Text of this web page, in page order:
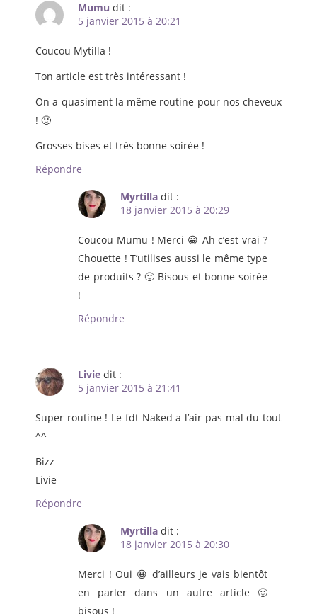
Mumu dit :
5 janvier 2015 à 20:21
Coucou Mytilla !
Ton article est très intéressant !
On a quasiment la même routine pour nos cheveux
! 🙂
Grosses bises et très bonne soirée !
Répondre
Myrtilla dit :
18 janvier 2015 à 20:29
Coucou Mumu ! Merci 😀 Ah c’est vrai ?
Chouette ! T’utilises aussi le même type
de produits ? 🙂 Bisous et bonne soirée
!
Répondre
Livie dit :
5 janvier 2015 à 21:41
Super routine ! Le fdt Naked a l’air pas mal du tout
^^
Bizz
Livie
Répondre
Myrtilla dit :
18 janvier 2015 à 20:30
Merci ! Oui 😀 d’ailleurs je vais bientôt
en parler dans un autre article 🙂
bisous !